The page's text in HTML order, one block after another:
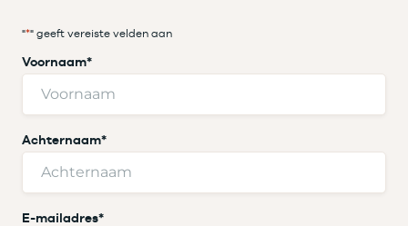
"*" geeft vereiste velden aan
Voornaam*
Achternaam*
E-mailadres*